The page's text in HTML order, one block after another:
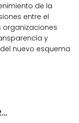
de la
entre el
organizaciones
y
nuevo esquema